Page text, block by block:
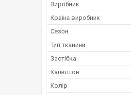
Виробник
Країна виробник
Сезон
Тип тканини
Застібка
Капюшон
Колір